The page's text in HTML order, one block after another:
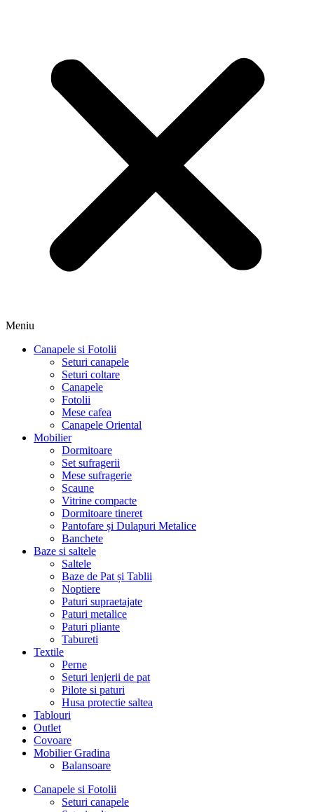
Meniu
Canapele si Fotolii
Seturi canapele
Seturi coltare
Canapele
Fotolii
Mese cafea
Canapele Oriental
Mobilier
Dormitoare
Set sufragerii
Mese sufragerie
Scaune
Vitrine compacte
Dormitoare tineret
Pantofare și Dulapuri Metalice
Banchete
Baze si saltele
Saltele
Baze de Pat și Tablii
Noptiere
Paturi supraetajate
Paturi metalice
Paturi pliante
Tabureti
Textile
Perne
Seturi lenjerii de pat
Pilote si paturi
Husa protectie saltea
Tablouri
Outlet
Covoare
Mobilier Gradina
Balansoare
Canapele si Fotolii
Seturi canapele